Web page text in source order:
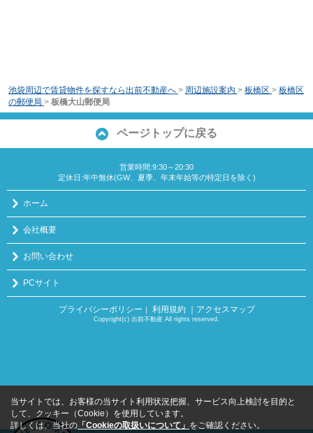
池袋周辺で賃貸物件を探すなら出前不動産へ > 周辺施設案内 > 板橋区 > 板橋区
の郵便局 > 板橋大山郵便局
ページトップに戻る
営業時間:9:30～20:30
定休日:年中無休(GW、夏季、年末年始等の特定日を除く)
ホーム
会社概要
お問い合わせ
PCサイト
プライバシーポリシー ｜ 利用規約 ｜アクセスマップ
Copyright(c) 出前不動産 All rights reserved.
当サイトでは、お客様の当サイト利用状況把握、サービス向上検討を目的と
して、クッキー（Cookie）を使用しています。
詳しくは、当社の 「Cookieの取扱いについて」 をご確認ください。